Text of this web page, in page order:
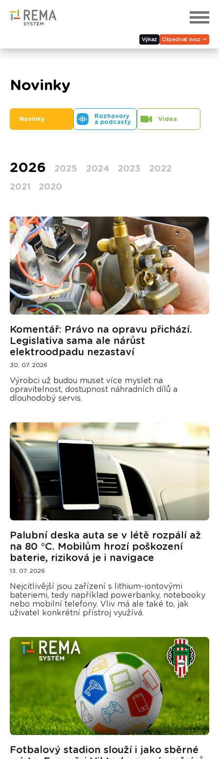
Výkaz Objednat svoz
Novinky
Novinky
Rozhovory
a podcasty
Videa
2026 2025 2024 2023
2022
2021
2020
Komentář: Právo na opravu přichází.
Legislativa sama ale nárůst
elektroodpadu nezastaví
30. 07. 2026
Výrobci už budou muset více myslet na
opravitelnost, dostupnost náhradních dílů a
dlouhodobý servis.
Palubní deska auta se v létě rozpálí až
na 80 °C. Mobilům hrozí poškození
baterie, riziková je i navigace
13. 07. 2026
Nejcitlivější jsou zařízení s lithium-iontovými
bateriemi, tedy například powerbanky, notebooky
nebo mobilní telefony. Vliv má ale také to, jak
uživatel konkrétní přístroj využívá.
Fotbalový stadion slouží i jako sběrné